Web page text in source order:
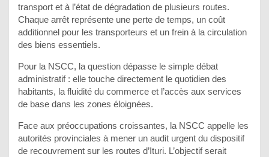
transport et à l’état de dégradation de plusieurs routes.
Chaque arrêt représente une perte de temps, un coût
additionnel pour les transporteurs et un frein à la circulation
des biens essentiels.
Pour la NSCC, la question dépasse le simple débat
administratif : elle touche directement le quotidien des
habitants, la fluidité du commerce et l’accès aux services
de base dans les zones éloignées.
Face aux préoccupations croissantes, la NSCC appelle les
autorités provinciales à mener un audit urgent du dispositif
de recouvrement sur les routes d’Ituri. L’objectif serait